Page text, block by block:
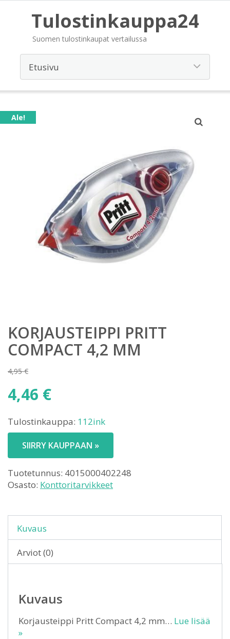
Tulostinkauppa24
Suomen tulostinkaupat vertailussa
Ale!
KORJAUSTEIPPI PRITT
COMPACT 4,2 MM
4,95€
Alkuperäinen
hinta
4,95 €.
4,46 €
hinta
on:
4,46 €.
Tulostinkauppa: 112ink
SIIRRY KAUPPAAN »
Tuotetunnus: 4015000402248
Osasto: Konttoritarvikkeet
Kuvaus
Arviot (0)
Kuvaus
Korjausteippi Pritt Compact 4,2 mm… Lue lisää
»